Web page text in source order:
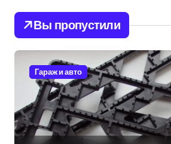
Вы пропустили
Гараж и авто